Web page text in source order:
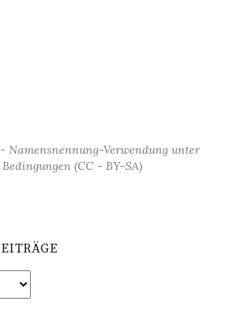
Namensnennung-Verwendung unter
(CC - BY-SA)